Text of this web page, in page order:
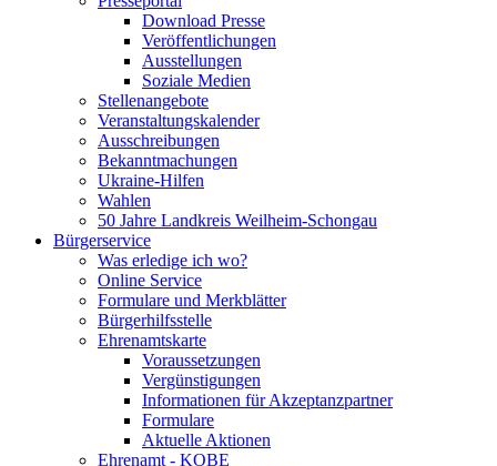
Download Presse
Veröffentlichungen
Ausstellungen
Soziale Medien
Stellenangebote
Veranstaltungskalender
Ausschreibungen
Bekanntmachungen
Ukraine-Hilfen
Wahlen
50 Jahre Landkreis Weilheim-Schongau
Bürgerservice
Was erledige ich wo?
Online Service
Formulare und Merkblätter
Bürgerhilfsstelle
Ehrenamtskarte
Voraussetzungen
Vergünstigungen
Informationen für Akzeptanzpartner
Formulare
Aktuelle Aktionen
Ehrenamt - KOBE